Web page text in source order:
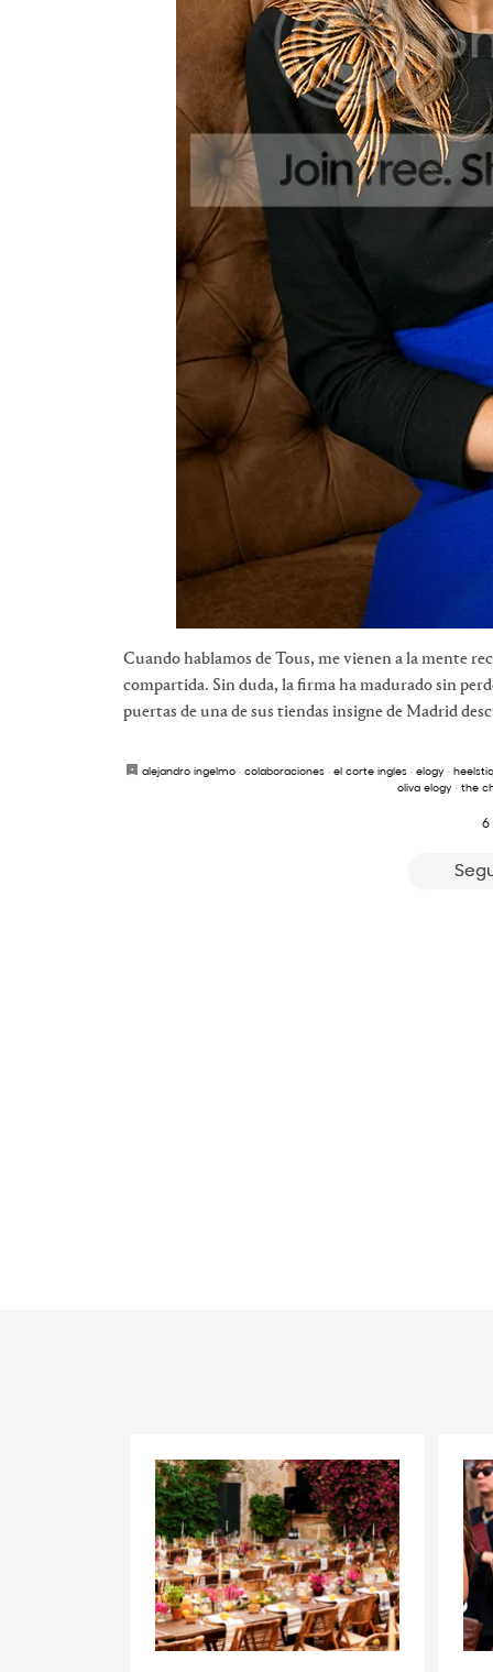
Cuando hablamos de Tous, me vienen a la mente
compartida. Sin duda, la firma ha madurado sin
puertas de una de sus tiendas insigne de Madrid
alejandro ingelmo· colaboraciones· el corte ingles· elogy·
oliva elogy· the
6